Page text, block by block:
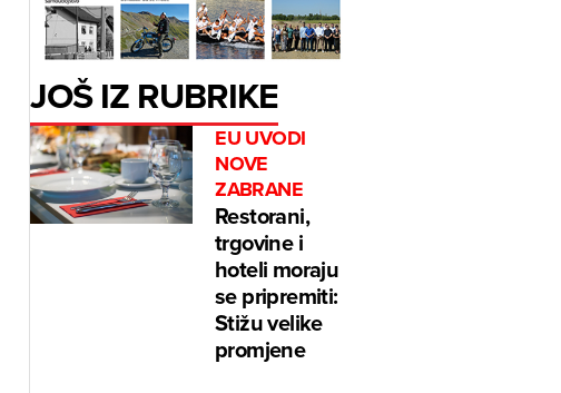
JOŠ IZ RUBRIKE
EU UVODI
NOVE
ZABRANE
Restorani,
trgovine i
hoteli moraju
se pripremiti:
Stižu velike
promjene